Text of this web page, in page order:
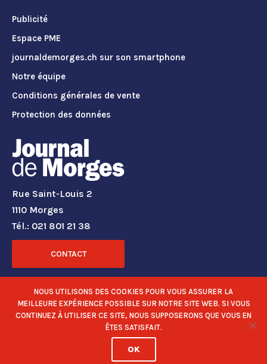
Publicité
Espace PME
journaldemorges.ch sur son smartphone
Notre équipe
Conditions générales de vente
Protection des données
Rue Saint-Louis 2
1110 Morges
Tél.: 021 801 21 38
CONTACT
RÉSEAUX SOCIAUX
NOUS UTILISONS DES COOKIES POUR VOUS ASSURER LA
MEILLEURE EXPÉRIENCE POSSIBLE SUR NOTRE SITE WEB. SI VOUS
CONTINUEZ À UTILISER CE SITE, NOUS SUPPOSERONS QUE VOUS EN
ÊTES SATISFAIT.
OK